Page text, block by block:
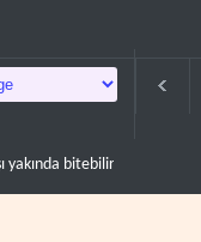
yerine askeri üs projesi..